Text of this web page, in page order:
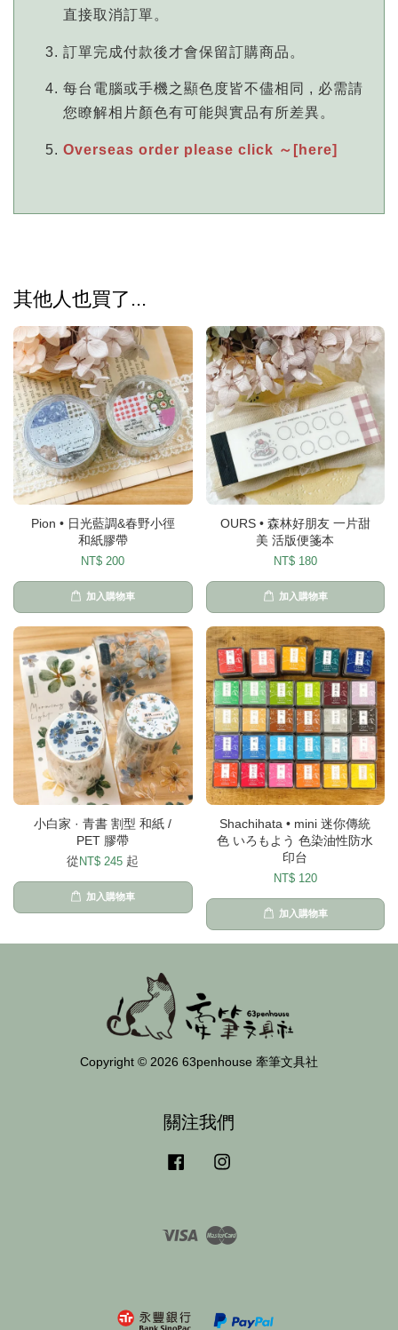
直接取消訂單。
訂單完成付款後才會保留訂購商品。
每台電腦或手機之顯色度皆不儘相同 , 必需請
您瞭解相片顏色有可能與實品有所差異。
Overseas order please click ～[here]
其他人也買了...
Pion • 日光藍調&春野小徑
和紙膠帶
NT$ 200
加入購物車
OURS • 森林好朋友 一片甜
美 活版便箋本
NT$ 180
加入購物車
小白家 · 青書 割型 和紙 /
PET 膠帶
從 NT$ 245 起
加入購物車
Shachihata • mini 迷你傳統
色 いろもよう 色染油性防水
印台
NT$ 120
加入購物車
Copyright © 2026 63penhouse 牽筆文具社
關注我們
Facebook
Visa Master